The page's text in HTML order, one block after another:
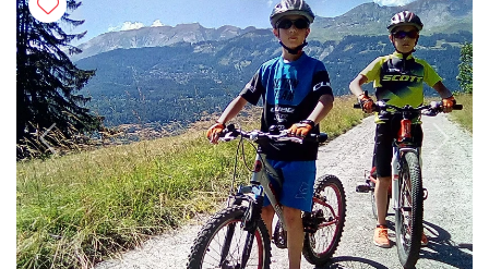
Previous Next